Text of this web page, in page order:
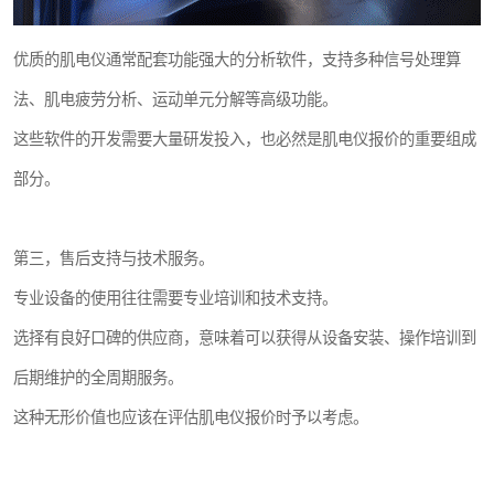
优质的肌电仪通常配套功能强大的分析软件，支持多种信号处理算
法、肌电疲劳分析、运动单元分解等高级功能。
这些软件的开发需要大量研发投入，也必然是肌电仪报价的重要组成
部分。
第三，售后支持与技术服务。
专业设备的使用往往需要专业培训和技术支持。
选择有良好口碑的供应商，意味着可以获得从设备安装、操作培训到
后期维护的全周期服务。
这种无形价值也应该在评估肌电仪报价时予以考虑。